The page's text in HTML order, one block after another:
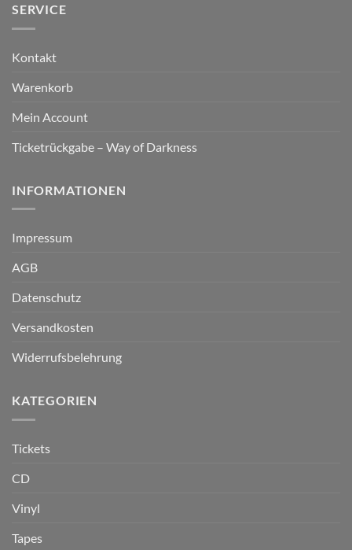
SERVICE
Kontakt
Warenkorb
Mein Account
Ticketrückgabe – Way of Darkness
INFORMATIONEN
Impressum
AGB
Datenschutz
Versandkosten
Widerrufsbelehrung
KATEGORIEN
Tickets
CD
Vinyl
Tapes